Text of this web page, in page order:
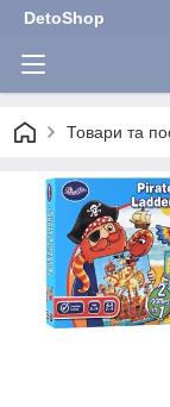
DetoShop
Товари та